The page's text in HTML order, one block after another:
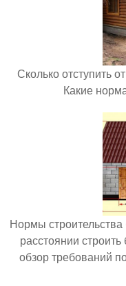
Сколько отступить
Какие
Нормы
расстоянии
обзор требований